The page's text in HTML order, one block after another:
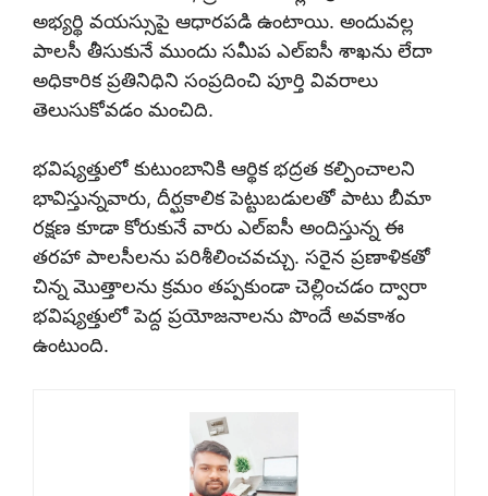
అభ్యర్థి వయస్సుపై ఆధారపడి ఉంటాయి. అందువల్ల
పాలసీ తీసుకునే ముందు సమీప ఎల్ఐసీ శాఖను లేదా
అధికారిక ప్రతినిధిని సంప్రదించి పూర్తి వివరాలు
తెలుసుకోవడం మంచిది.
భవిష్యత్తులో కుటుంబానికి ఆర్థిక భద్రత కల్పించాలని
భావిస్తున్నవారు, దీర్ఘకాలిక పెట్టుబడులతో పాటు బీమా
రక్షణ కూడా కోరుకునే వారు ఎల్ఐసీ అందిస్తున్న ఈ
తరహా పాలసీలను పరిశీలించవచ్చు. సరైన ప్రణాళికతో
చిన్న మొత్తాలను క్రమం తప్పకుండా చెల్లించడం ద్వారా
భవిష్యత్తులో పెద్ద ప్రయోజనాలను పొందే అవకాశం
ఉంటుంది.